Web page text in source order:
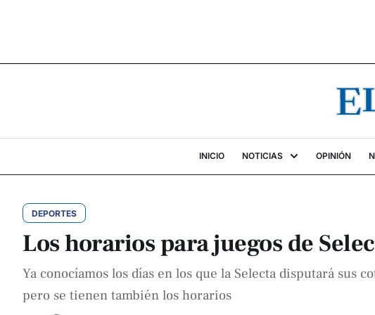
INICIO NOTICIAS OPINIÓN
DEPORTES
Los horarios para juegos de
Ya conocíamos los días en los que la Selecta disputará sus
pero se tienen también los horarios